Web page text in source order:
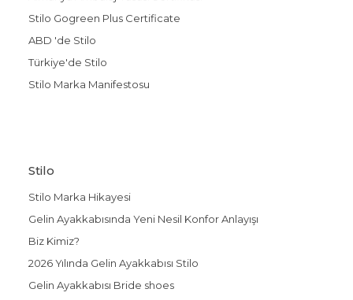
Stilo Gogreen Plus Certificate
ABD 'de Stilo
Türkiye'de Stilo
Stilo Marka Manifestosu
Stilo
Stilo Marka Hikayesi
Gelin Ayakkabısında Yeni Nesil Konfor Anlayışı
Biz Kimiz?
2026 Yılında Gelin Ayakkabısı Stilo
Gelin Ayakkabısı Bride shoes